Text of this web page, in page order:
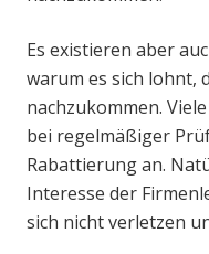
Es existieren aber
warum es sich lohnt,
nachzukommen.
bei regelmäßiger
Rabattierung an.
Interesse der
sich nicht verletzen